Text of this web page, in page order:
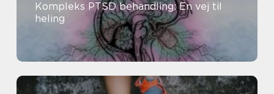
Kompleks PTSD behandling: En vej til
heling